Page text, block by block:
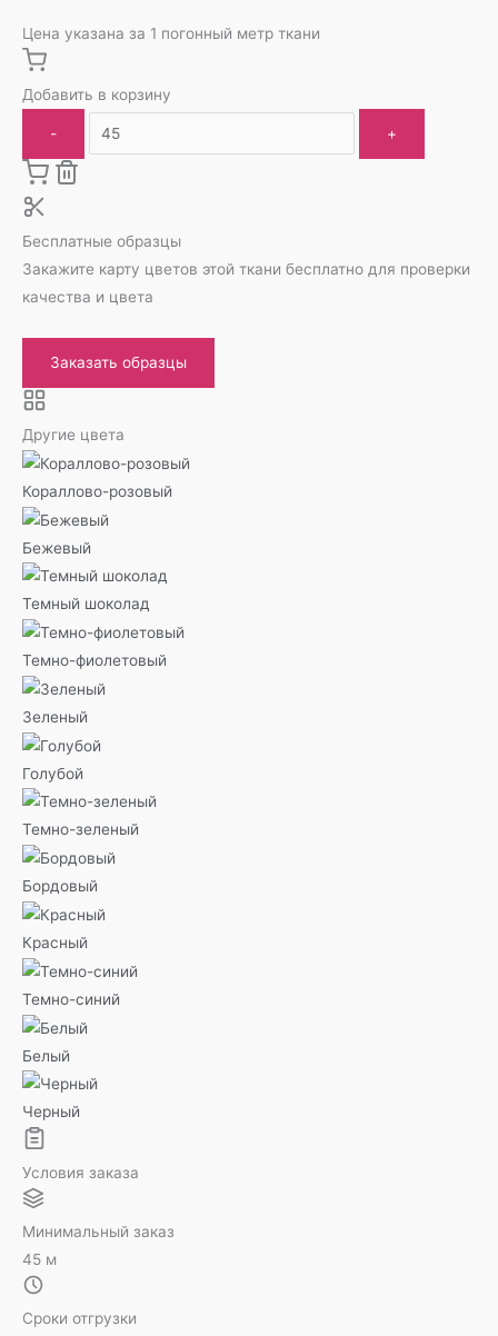
Цена указана за 1 погонный метр ткани
Добавить в корзину
- +
Бесплатные образцы
Закажите карту цветов этой ткани бесплатно для проверки
качества и цвета
Заказать образцы
Другие цвета
Кораллово-розовый
Бежевый
Темный шоколад
Темно-фиолетовый
Зеленый
Голубой
Темно-зеленый
Бордовый
Красный
Темно-синий
Белый
Черный
Условия заказа
Минимальный заказ
45 м
Сроки отгрузки